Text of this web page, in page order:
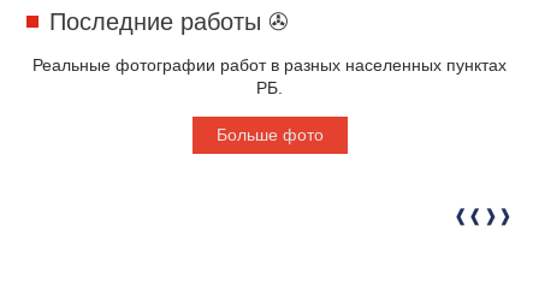
Последние работы ✇
Реальные фотографии работ в разных населенных пунктах
РБ.
Больше фото